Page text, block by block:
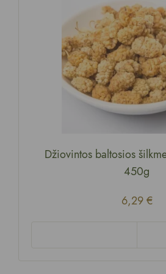
Džiovintos baltosios
450g
6,29€